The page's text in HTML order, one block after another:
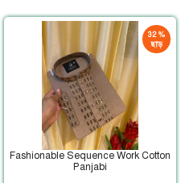
32 %
ছাড়
Fashionable Sequence Work Cotton
Panjabi